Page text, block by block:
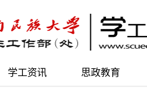
学工资讯 思政教育